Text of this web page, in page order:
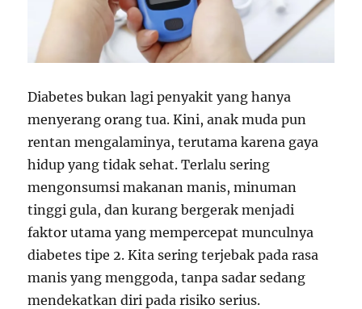
Diabetes bukan lagi penyakit yang hanya
menyerang orang tua. Kini, anak muda pun
rentan mengalaminya, terutama karena gaya
hidup yang tidak sehat. Terlalu sering
mengonsumsi makanan manis, minuman
tinggi gula, dan kurang bergerak menjadi
faktor utama yang mempercepat munculnya
diabetes tipe 2. Kita sering terjebak pada rasa
manis yang menggoda, tanpa sadar sedang
mendekatkan diri pada risiko serius.